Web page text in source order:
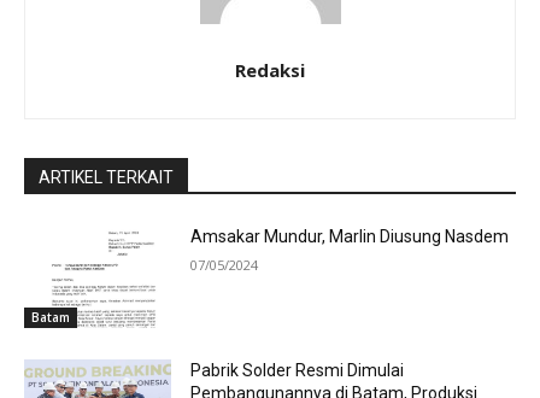
Redaksi
ARTIKEL TERKAIT
Batam
Amsakar Mundur, Marlin Diusung Nasdem
07/05/2024
Pabrik Solder Resmi Dimulai
Pembangunannya di Batam, Produksi